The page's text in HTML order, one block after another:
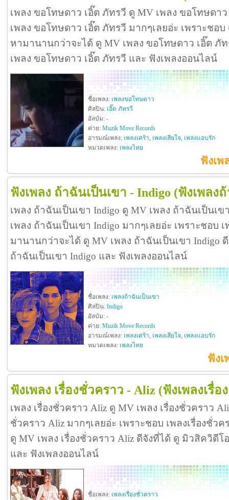
เพลง ขอโทษดาว เอิ๊ต ภัทรวี ดู MV เพลง ขอโทษดาว
เพลง ขอโทษดาว เอิ๊ต ภัทรวี มากๆเลยอ่ะ เพราะชอ
หามานานกว่าจะได้ ดู MV เพลง ขอโทษดาว เอิ๊ต ภั
เพลง ขอโทษดาว เอิ๊ต ภัทรวี และ ฟังเพลงออนไลน์
ชื่อเพลง: เพลงขอโทษดาว
ศิลปิน: เอิ๊ต ภัทรวี
อัลบัม: -
ค่าย: Muzik Move Records
อารมณ์เพลง: เพลงเศร้า, เพลงเสียใจ, เพลงแอบรัก
หมวดเพลง: เพลงไทย
ฟังเพ
ฟังเพลง ถ้าฉันเป็นเขา - Indigo (ฟังเพลง
เพลง ถ้าฉันเป็นเขา Indigo ดู MV เพลง ถ้าฉันเป็นเข
เพลง ถ้าฉันเป็นเขา Indigo มากๆเลยอ่ะ เพราะชอบ
มานานกว่าจะได้ ดู MV เพลง ถ้าฉันเป็นเขา Indigo
ถ้าฉันเป็นเขา Indigo และ ฟังเพลงออนไลน์
ชื่อเพลง: เพลงถ้าฉันเป็นเขา
ศิลปิน: Indigo
อัลบัม: -
ค่าย: Muzik Move Records
อารมณ์เพลง: เพลงเศร้า, เพลงเสียใจ, เพลงแอบรัก
หมวดเพลง: เพลงไทย
ฟังเ
ฟังเพลง เรื่องชั่วคราว - Aliz (ฟังเพลงเรื่อ
เพลง เรื่องชั่วคราว Aliz ดู MV เพลง เรื่องชั่วคราว
ชั่วคราว Aliz มากๆเลยอ่ะ เพราะชอบ เพลงเรื่องชั่ว
ดู MV เพลง เรื่องชั่วคราว Aliz ดีจังที่ได้ ดู มิวสิควิดีโ
และ ฟังเพลงออนไลน์
ชื่อเพลง: เพลงเรื่องชั่วคราว